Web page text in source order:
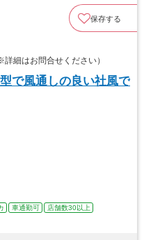
保存する
細はお問合せください）
で風通しの良い社風で
車通勤可
店舗数30以上